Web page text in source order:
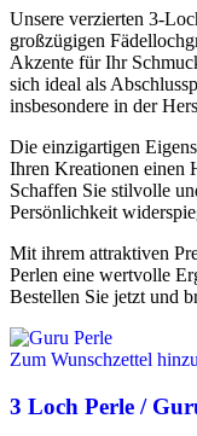
Unsere verzierten 3-
großzügigen
Akzente für Ihr
sich ideal als
insbesondere in der
Die einzigartigen
Ihren Kreationen einen
Schaffen Sie stilvolle
Persönlichkeit
Mit ihrem attraktiven
Perlen eine wertvolle
Bestellen Sie jetzt und
Zum Wunschzettel
3 Loch Perle /